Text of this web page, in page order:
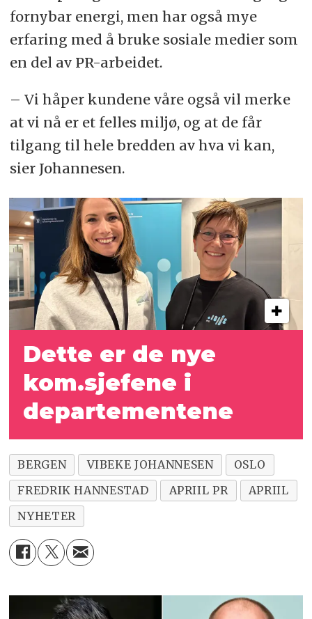
fornybar energi, men har også mye
erfaring med å bruke sosiale medier som
en del av PR-arbeidet.
– Vi håper kundene våre også vil merke
at vi nå er et felles miljø, og at de får
tilgang til hele bredden av hva vi kan,
sier Johannesen.
Dette er de nye
kom.sjefene i
departementene
BERGEN VIBEKE JOHANNESEN
OSLO
FREDRIK HANNESTAD
APRIIL PR
APRIIL
NYHETER